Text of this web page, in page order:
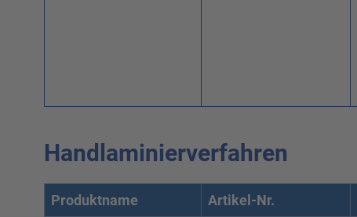
Handlaminierverfahren
Produktname Artikel-Nr.